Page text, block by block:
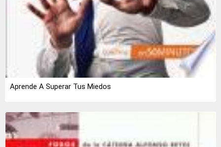
Aprende A Superar Tus Miedos